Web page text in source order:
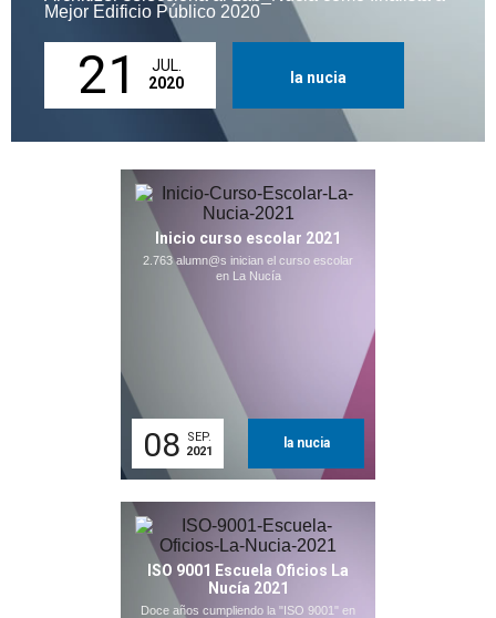
Mejor Edificio Público 2020
21
JUL.
2020
la nucia
Inicio curso escolar 2021
2.763 alumn@s inician el curso escolar
en La Nucía
08
SEP.
2021
la nucia
ISO 9001 Escuela Oficios La
Nucía 2021
Doce años cumpliendo la "ISO 9001" en